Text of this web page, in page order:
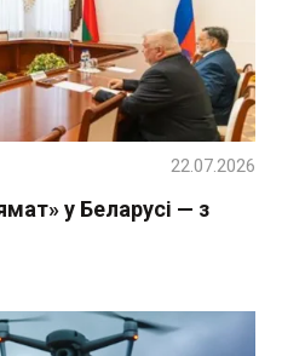
у Беларусі — з
22.07.2026